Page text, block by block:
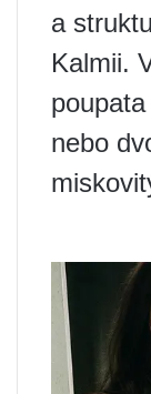
a
Kalmii.
nebo